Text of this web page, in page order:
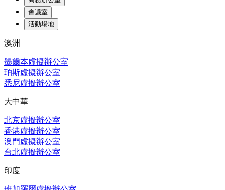
會議室
活動場地
澳洲
墨爾本虛擬辦公室
珀斯虛擬辦公室
悉尼虛擬辦公室
大中華
北京虛擬辦公室
香港虛擬辦公室
澳門虛擬辦公室
台北虛擬辦公室
印度